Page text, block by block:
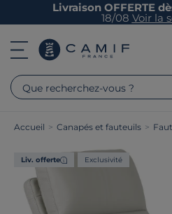
Livraison OFFERTE
18/08 Voir la
Que recherchez-vous ?
Accueil > Canapés et fauteuils >
Liv. offerte Exclusivité